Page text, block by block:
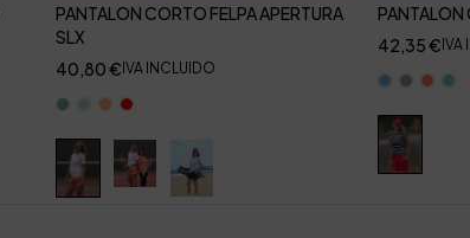
PANTALON CORTO FELPA APERTURA
SLX
40,80€ IVA INCLUIDO
PANTALON
42,35€ IVA